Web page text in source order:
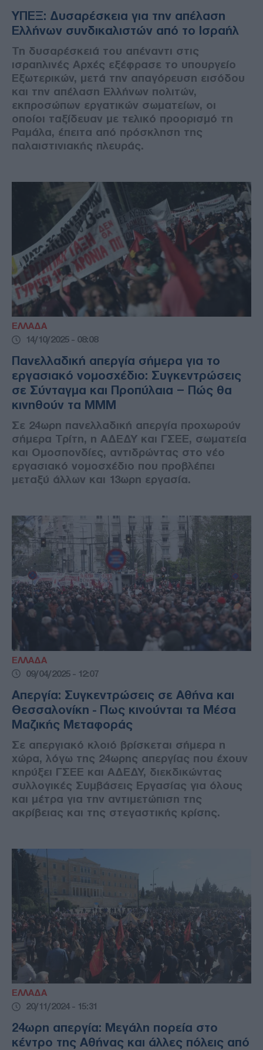
ΥΠΕΞ: Δυσαρέσκεια για την απέλαση
Ελλήνων συνδικαλιστών από το Ισραήλ
Τη δυσαρέσκειά του απέναντι στις
ισραηλινές Αρχές εξέφρασε το υπουργείο
Εξωτερικών, μετά την απαγόρευση εισόδου
και την απέλαση Ελλήνων πολιτών,
εκπροσώπων εργατικών σωματείων, οι
οποίοι ταξίδευαν με τελικό προορισμό τη
Ραμάλα, έπειτα από πρόσκληση της
παλαιστινιακής πλευράς.
ΕΛΛΑΔΑ
14/10/2025 - 08:08
Πανελλαδική απεργία σήμερα για το
εργασιακό νομοσχέδιο: Συγκεντρώσεις
σε Σύνταγμα και Προπύλαια – Πώς θα
κινηθούν τα ΜΜΜ
Σε 24ωρη πανελλαδική απεργία προχωρούν
σήμερα Τρίτη, η ΑΔΕΔΥ και ΓΣΕΕ, σωματεία
και Ομοσπονδίες, αντιδρώντας στο νέο
εργασιακό νομοσχέδιο που προβλέπει
μεταξύ άλλων και 13ωρη εργασία.
ΕΛΛΑΔΑ
09/04/2025 - 12:07
Απεργία: Συγκεντρώσεις σε Αθήνα και
Θεσσαλονίκη - Πως κινούνται τα Μέσα
Μαζικής Μεταφοράς
Σε απεργιακό κλοιό βρίσκεται σήμερα η
χώρα, λόγω της 24ωρης απεργίας που έχουν
κηρύξει ΓΣΕΕ και ΑΔΕΔΥ, διεκδικώντας
συλλογικές Συμβάσεις Εργασίας για όλους
και μέτρα για την αντιμετώπιση της
ακρίβειας και της στεγαστικής κρίσης.
ΕΛΛΑΔΑ
20/11/2024 - 15:31
24ωρη απεργία: Μεγάλη πορεία στο
κέντρο της Αθήνας και άλλες πόλεις από